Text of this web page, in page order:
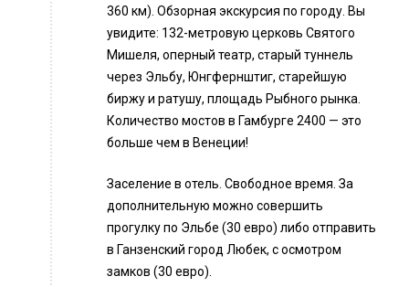
360 км). Обзорная экскурсия по городу. Вы
увидите: 132-метровую церковь Святого
Мишеля, оперный театр, старый туннель
через Эльбу, Юнгфернштиг, старейшую
биржу и ратушу, площадь Рыбного рынка.
Количество мостов в Гамбурге 2400 — это
больше чем в Венеции!
Заселение в отель. Свободное время. За
дополнительную можно совершить
прогулку по Эльбе (30 евро) либо отправить
в Ганзенский город Любек, с осмотром
замков (30 евро).